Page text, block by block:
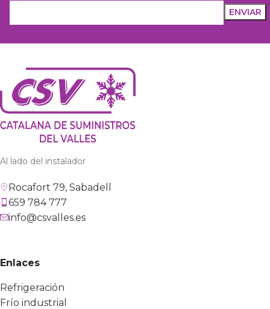
Al lado del instalador
Rocafort 79, Sabadell
659 784 777
info@csvalles.es
Enlaces
Refrigeración
Frío industrial